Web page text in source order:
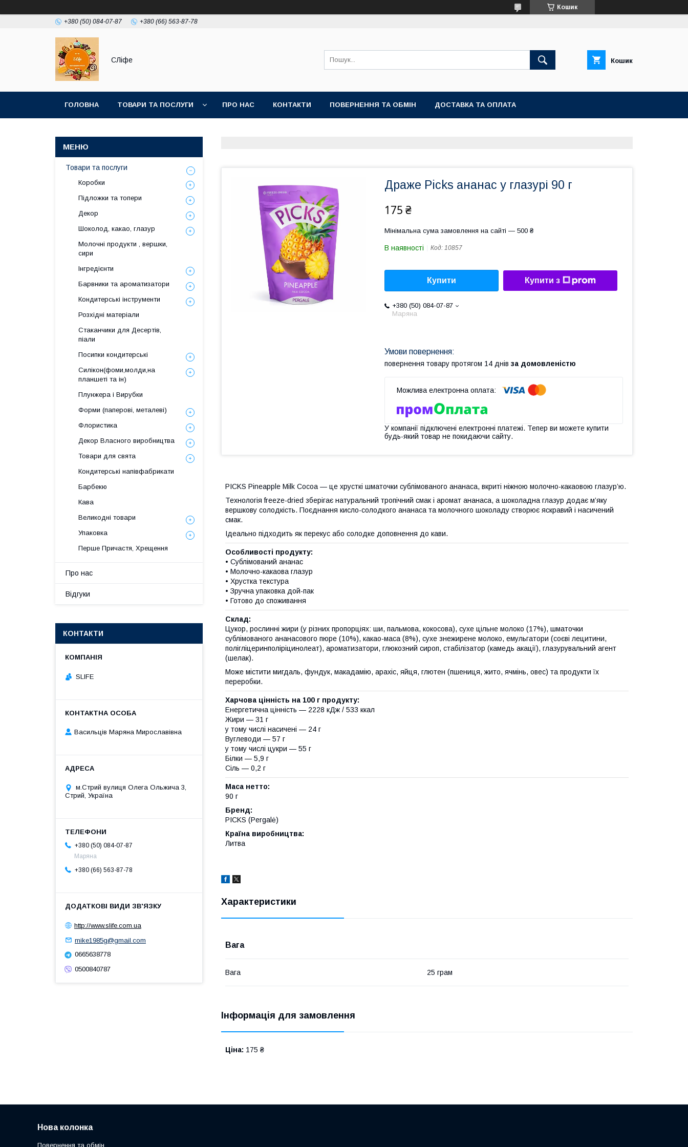
Кошик
+380 (50) 084-07-87 +380 (66) 563-87-78
СЛіфе Кошик
ГОЛОВНА ТОВАРИ ТА ПОСЛУГИ ПРО НАС КОНТАКТИ ПОВЕРНЕННЯ ТА ОБМІН ДОСТАВКА ТА ОПЛАТА
Драже Picks ананас у глазурі 90 г
175 ₴
Мінімальна сума замовлення на сайті — 500 ₴
В наявності Код: 10857
Купити Купити з
+380 (50) 084-07-87
Маряна
повернення товару протягом 14 днів за домовленістю
У компанії підключені електронні платежі. Тепер ви можете купити
будь-який товар не покидаючи сайту.
PICKS Pineapple Milk Cocoa — це хрусткі шматочки сублімованого ананаса, вкриті ніжною молочно-какаовою глазур’ю.
Технологія freeze-dried зберігає натуральний тропічний смак і аромат ананаса, а шоколадна глазур додає м’яку
вершкову солодкість. Поєднання кисло-солодкого ананаса та молочного шоколаду створює яскравий і насичений
смак.
Ідеально підходить як перекус або солодке доповнення до кави.
Особливості продукту:
• Сублімований ананас
• Молочно-какаова глазур
• Хрустка текстура
• Зручна упаковка дой-пак
• Готово до споживання
Склад:
Цукор, рослинні жири (у різних пропорціях: ши, пальмова, кокосова), сухе цільне молоко (17%), шматочки
сублімованого ананасового пюре (10%), какао-маса (8%), сухе знежирене молоко, емульгатори (соєві лецитини,
полігліцеринполіріцинолеат), ароматизатори, глюкозний сироп, стабілізатор (камедь акації), глазурувальний агент
(шелак).
Може містити мигдаль, фундук, макадамію, арахіс, яйця, глютен (пшениця, жито, ячмінь, овес) та продукти їх
переробки.
Харчова цінність на 100 г продукту:
Енергетична цінність — 2228 кДж / 533 ккал
Жири — 31 г
у тому числі насичені — 24 г
Вуглеводи — 57 г
у тому числі цукри — 55 г
Білки — 5,9 г
Сіль — 0,2 г
Маса нетто:
90 г
Бренд:
PICKS (Pergalė)
Країна виробництва:
Литва
Характеристики
Вага
Вага 25 грам
Інформація для замовлення
Ціна: 175 ₴
Товари та послуги
Коробки
Підложки та топери
Декор
Шоколод, какао, глазур
Молочні продукти , вершки,
сири
Інгредієнти
Барвники та ароматизатори
Кондитерські інструменти
Розхідні матеріали
Стаканчики для Десертів,
піали
Посипки кондитерські
Силікон(фоми,молди,на
планшеті та ін)
Плунжера і Вирубки
Форми (паперові, металеві)
Флористика
Декор Власного виробництва
Товари для свята
Кондитерські напівфабрикати
Барбекю
Кава
Великодні товари
Упаковка
Перше Причастя, Хрещення
Про нас
Відгуки
КОНТАКТИ
SLIFE
Васильців Маряна Мирославівна
м.Стрий вулиця Олега Ольжича 3,
Стрий, Україна
+380 (50) 084-07-87
Маряна
+380 (66) 563-87-78
http://www.slife.com.ua
mike1985g@gmail.com
0665638778
0500840787
Нова колонка
Повернення та обмін